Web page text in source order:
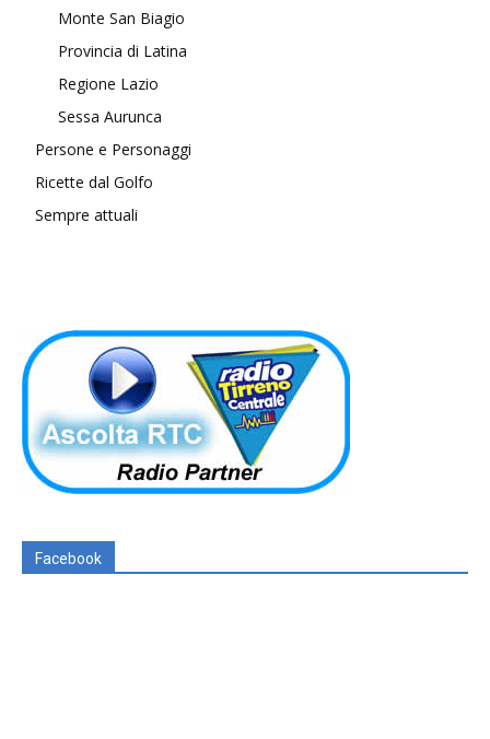
Monte San Biagio
Provincia di Latina
Regione Lazio
Sessa Aurunca
Persone e Personaggi
Ricette dal Golfo
Sempre attuali
Facebook